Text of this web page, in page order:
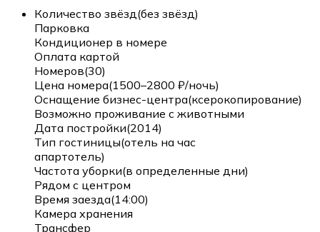
Количество звёзд(без звёзд)
Парковка
Кондиционер в номере
Оплата картой
Номеров(30)
Цена номера(1500–2800 ₽/ночь)
Оснащение бизнес-центра(ксерокопирование)
Возможно проживание с животными
Дата постройки(2014)
Тип гостиницы(отель на час
апартотель)
Частота уборки(в определенные дни)
Рядом с центром
Время заезда(14:00)
Камера хранения
Трансфер